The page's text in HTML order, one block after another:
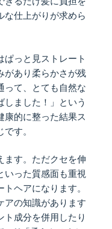
な仕上がりが求めら
ぱっと見ストレート
があり柔らかさが残
って、とても自然な
ました！」という
康的に整った結果ス
す。
ます。ただクセを伸
いった質感面も重視
ヘアになります。
アの知識があります
ト成分を併用したり